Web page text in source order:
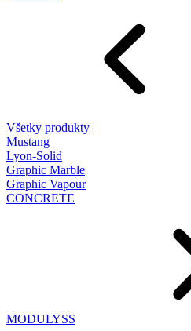
Všetky produkty
Mustang
Lyon-Solid
Graphic Marble
Graphic Vapour
CONCRETE
MODULYSS